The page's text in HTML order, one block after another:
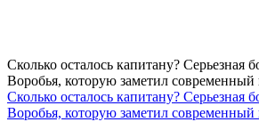
Сколько осталось капитану? Серьезная
Воробья, которую заметил современный
Сколько осталось капитану? Серьезная
Воробья, которую заметил современный